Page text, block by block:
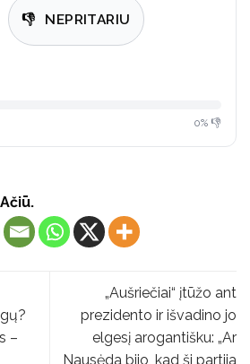
👎 NEPRITARIU
0% 👎
–
„Aušriečiai“ įtūžo ant
prezidento ir išvadino jo
elgesį arogantišku: „Ar
Nausėda bijo, kad ši partija